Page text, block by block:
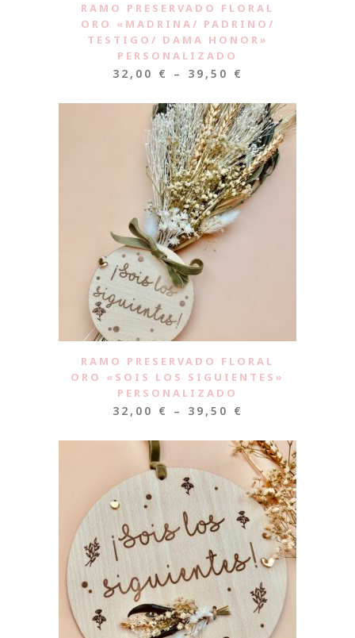
RAMO PRESERVADO FLORAL
ORO «MADRINA/ PADRINO/
TESTIGO/ DAMA HONOR»
PERSONALIZADO
32,00 € – 39,50 €
RAMO PRESERVADO FLORAL
ORO «SOIS LOS SIGUIENTES»
PERSONALIZADO
32,00 € – 39,50 €